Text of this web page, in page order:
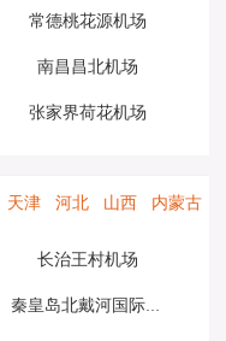
常德桃花源机场
南昌昌北机场
张家界荷花机场
天津 河北 山西 内蒙古
长治王村机场
秦皇岛北戴河国际机场